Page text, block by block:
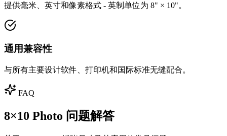
提供毫米、英寸和像素格式 - 英制单位为 8" × 10"。
通用兼容性
与所有主要设计软件、打印机和国际标准无缝配合。
FAQ
8×10 Photo 问题解答